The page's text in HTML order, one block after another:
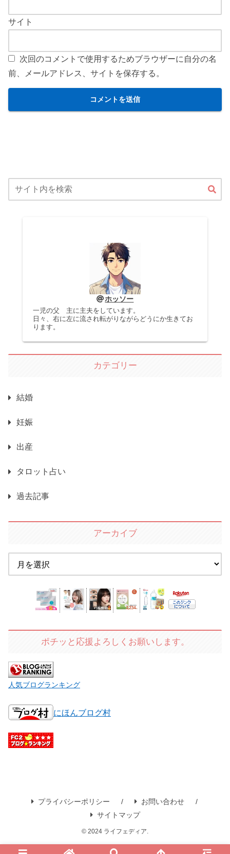
サイト
次回のコメントで使用するためブラウザーに自分の名
前、メールアドレス、サイトを保存する。
ホッソー
一児の父 主に主夫をしています。
日々、右に左に流され転がりながらどうにか生きてお
ります。
カテゴリー
結婚
妊娠
出産
タロット占い
過去記事
アーカイブ
ポチッと応援よろしくお願いします。
人気ブログランキング
にほんブログ村
プライバシーポリシー
お問い合わせ
サイトマップ
© 2024 ライフェディア.